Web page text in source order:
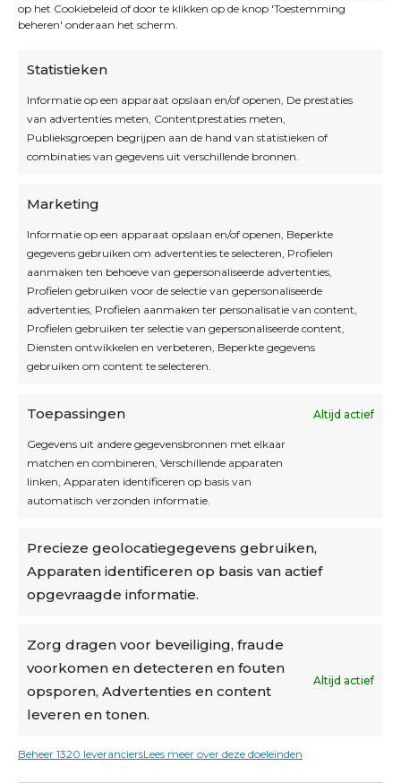
op het Cookiebeleid of door te klikken op de knop 'Toestemming
beheren' onderaan het scherm.
Statistieken
Informatie op een apparaat opslaan en/of openen, De prestaties
van advertenties meten, Contentprestaties meten,
Publieksgroepen begrijpen aan de hand van statistieken of
combinaties van gegevens uit verschillende bronnen.
Marketing
Informatie op een apparaat opslaan en/of openen, Beperkte
gegevens gebruiken om advertenties te selecteren, Profielen
aanmaken ten behoeve van gepersonaliseerde advertenties,
Profielen gebruiken voor de selectie van gepersonaliseerde
advertenties, Profielen aanmaken ter personalisatie van content,
Profielen gebruiken ter selectie van gepersonaliseerde content,
Diensten ontwikkelen en verbeteren, Beperkte gegevens
gebruiken om content te selecteren.
Toepassingen Altijd actief
Gegevens uit andere gegevensbronnen met elkaar
matchen en combineren, Verschillende apparaten
linken, Apparaten identificeren op basis van
automatisch verzonden informatie.
Precieze geolocatiegegevens gebruiken,
Apparaten identificeren op basis van actief
opgevraagde informatie.
Zorg dragen voor beveiliging, fraude
voorkomen en detecteren en fouten
opsporen, Advertenties en content
leveren en tonen.
Altijd actief
Beheer 1320 leveranciersLees meer over deze doeleinden
Openingsuren
Blijf op de hoogte
Interesse in leuke kadotips of toffe acties?
Laat dan hier je mailadres achter.
Algemene voorwaarden
Cookiebeleid
Accountinstellingen
Verzending
€6,50-€7,50 via Bpost